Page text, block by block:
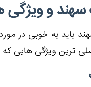
سهند و ویژگی
باید به خوبی در
ترین ویژگی هایی که